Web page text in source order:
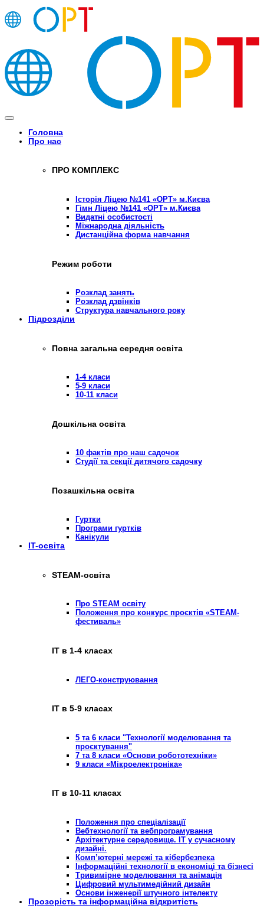
Головна
Про нас
ПРО КОМПЛЕКС
Історія Ліцею №141 «ОРТ» м.Києва
Гімн Ліцею №141 «ОРТ» м.Києва
Видатні особистості
Міжнародна діяльність
Дистанційна форма навчання
Режим роботи
Розклад занять
Розклад дзвінків
Структура навчального року
Підрозділи
Повна загальна середня освіта
1-4 класи
5-9 класи
10-11 класи
Дошкільна освіта
10 фактів про наш садочок
Студії та секції дитячого садочку
Позашкільна освіта
Гуртки
Програми гуртків
Канікули
IT-освіта
STEAM-освіта
Про STEAM освіту
Положення про конкурс проєктів «STEAM-
фестиваль»
ІТ в 1-4 класах
ЛЕГО-конструювання
ІТ в 5-9 класах
5 та 6 класи "Технології моделювання та
проєктування"
7 та 8 класи «Основи робототехніки»
9 класи «Мікроелектроніка»
ІТ в 10-11 класах
Положення про спеціалізації
Вебтехнології та вебпрограмування
Архітектурне середовище. ІТ у сучасному
дизайні.
Комп’ютерні мережі та кібербезпека
Інформаційні технології в економіці та бізнесі
Тривимірне моделювання та анімація
Цифровий мультимедійний дизайн
Основи інженерії штучного інтелекту
Прозорість та інформаційна відкритість